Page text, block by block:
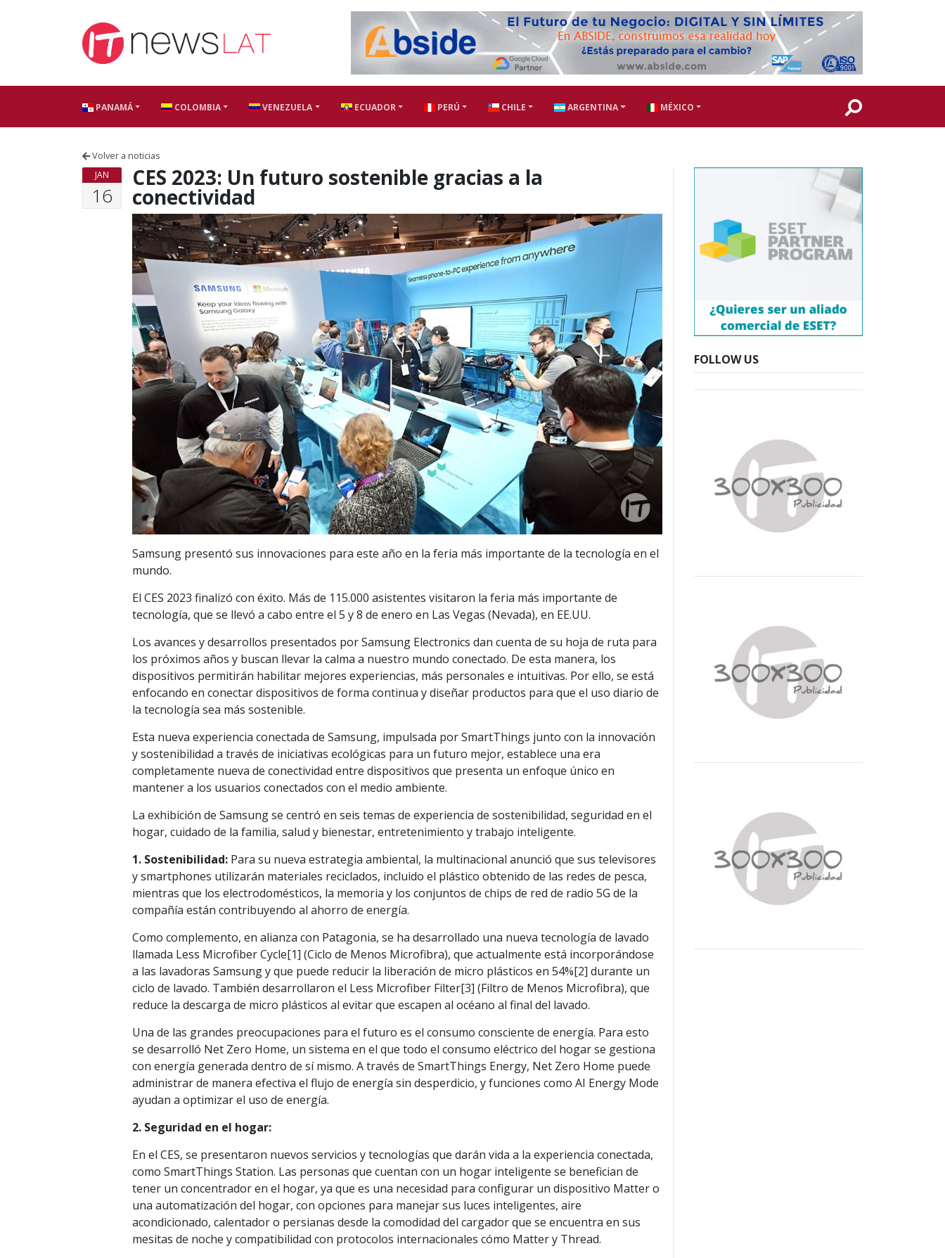
PANAMÁ COLOMBIA VENEZUELA ECUADOR PERÚ CHILE ARGENTINA MÉXICO
Volver a noticias
JAN
16
CES 2023: Un futuro sostenible gracias a la
conectividad
Samsung presentó sus innovaciones para este año en la feria más importante de la tecnología en el
mundo.
El CES 2023 finalizó con éxito. Más de 115.000 asistentes visitaron la feria más importante de
tecnología, que se llevó a cabo entre el 5 y 8 de enero en Las Vegas (Nevada), en EE.UU.
Los avances y desarrollos presentados por Samsung Electronics dan cuenta de su hoja de ruta para
los próximos años y buscan llevar la calma a nuestro mundo conectado. De esta manera, los
dispositivos permitirán habilitar mejores experiencias, más personales e intuitivas. Por ello, se está
enfocando en conectar dispositivos de forma continua y diseñar productos para que el uso diario de
la tecnología sea más sostenible.
Esta nueva experiencia conectada de Samsung, impulsada por SmartThings junto con la innovación
y sostenibilidad a través de iniciativas ecológicas para un futuro mejor, establece una era
completamente nueva de conectividad entre dispositivos que presenta un enfoque único en
mantener a los usuarios conectados con el medio ambiente.
La exhibición de Samsung se centró en seis temas de experiencia de sostenibilidad, seguridad en el
hogar, cuidado de la familia, salud y bienestar, entretenimiento y trabajo inteligente.
1. Sostenibilidad: Para su nueva estrategia ambiental, la multinacional anunció que sus televisores
y smartphones utilizarán materiales reciclados, incluido el plástico obtenido de las redes de pesca,
mientras que los electrodomésticos, la memoria y los conjuntos de chips de red de radio 5G de la
compañía están contribuyendo al ahorro de energía.
Como complemento, en alianza con Patagonia, se ha desarrollado una nueva tecnología de lavado
llamada Less Microfiber Cycle[1] (Ciclo de Menos Microfibra), que actualmente está incorporándose
a las lavadoras Samsung y que puede reducir la liberación de micro plásticos en 54%[2] durante un
ciclo de lavado. También desarrollaron el Less Microfiber Filter[3] (Filtro de Menos Microfibra), que
reduce la descarga de micro plásticos al evitar que escapen al océano al final del lavado.
Una de las grandes preocupaciones para el futuro es el consumo consciente de energía. Para esto
se desarrolló Net Zero Home, un sistema en el que todo el consumo eléctrico del hogar se gestiona
con energía generada dentro de sí mismo. A través de SmartThings Energy, Net Zero Home puede
administrar de manera efectiva el flujo de energía sin desperdicio, y funciones como AI Energy Mode
ayudan a optimizar el uso de energía.
2. Seguridad en el hogar:
En el CES, se presentaron nuevos servicios y tecnologías que darán vida a la experiencia conectada,
como SmartThings Station. Las personas que cuentan con un hogar inteligente se benefician de
tener un concentrador en el hogar, ya que es una necesidad para configurar un dispositivo Matter o
una automatización del hogar, con opciones para manejar sus luces inteligentes, aire
acondicionado, calentador o persianas desde la comodidad del cargador que se encuentra en sus
mesitas de noche y compatibilidad con protocolos internacionales cómo Matter y Thread.
FOLLOW US